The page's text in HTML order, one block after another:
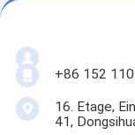
+86 152
16. Etage,
41,